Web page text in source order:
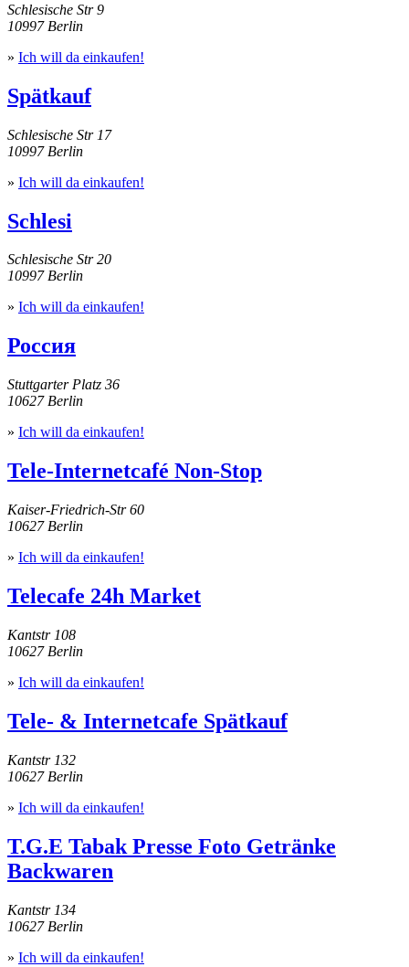
Schlesische Str 9
10997 Berlin
» Ich will da einkaufen!
Spätkauf
Schlesische Str 17
10997 Berlin
» Ich will da einkaufen!
Schlesi
Schlesische Str 20
10997 Berlin
» Ich will da einkaufen!
Россия
Stuttgarter Platz 36
10627 Berlin
» Ich will da einkaufen!
Tele-Internetcafé Non-Stop
Kaiser-Friedrich-Str 60
10627 Berlin
» Ich will da einkaufen!
Telecafe 24h Market
Kantstr 108
10627 Berlin
» Ich will da einkaufen!
Tele- & Internetcafe Spätkauf
Kantstr 132
10627 Berlin
» Ich will da einkaufen!
T.G.E Tabak Presse Foto Getränke
Backwaren
Kantstr 134
10627 Berlin
» Ich will da einkaufen!